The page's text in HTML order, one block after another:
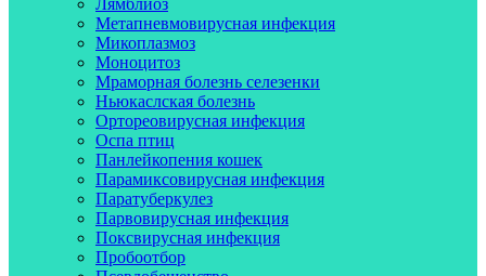
Лямблиоз
Метапневмовирусная инфекция
Микоплазмоз
Моноцитоз
Мраморная болезнь селезенки
Ньюкаслская болезнь
Ортореовирусная инфекция
Оспа птиц
Панлейкопения кошек
Парамиксовирусная инфекция
Паратуберкулез
Парвовирусная инфекция
Поксвирусная инфекция
Пробоотбор